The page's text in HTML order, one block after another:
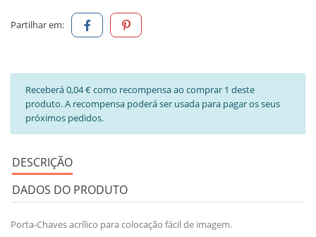
Partilhar em:
Receberá 0,04 € como recompensa ao comprar 1 deste
produto. A recompensa poderá ser usada para pagar os seus
próximos pedidos.
DESCRIÇÃO
DADOS DO PRODUTO
Porta-Chaves acrílico para colocação fácil de imagem.